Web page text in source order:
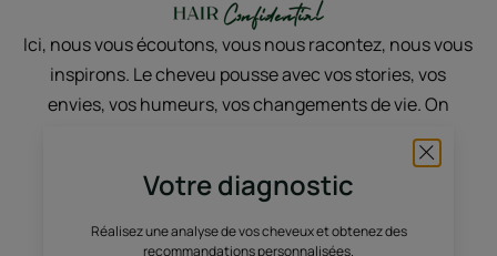
Votre diagnostic
Réalisez une analyse de vos cheveux et obtenez des
recommandations personnalisées.
Ici, nous vous écoutons, vous nous racontez, nous vous
inspirons. Le cheveu pousse avec vos stories, vos
envies, vos humeurs, vos changements de vie. On
discute, on partage, on sublime, avec du vrai et du